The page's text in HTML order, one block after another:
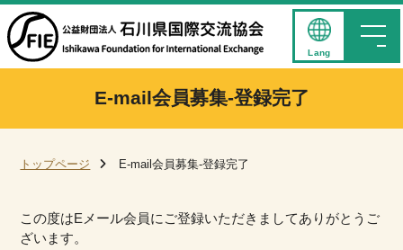
Lang
E-mail会員募集-登録完了
トップページ E-mail会員募集-登録完了
この度はEメール会員にご登録いただきましてありがとうご
ざいます。